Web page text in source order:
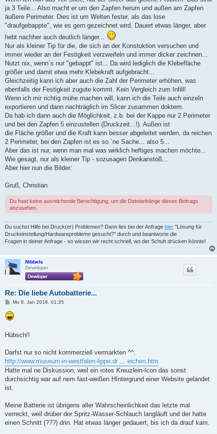
ja 3 Teile... Also macht er um den Zapfen herum und außen am Zapfen
äußere Perimeter. Dies ist um Welten fester, als das lose
"draufgebappte", wie es gern gezeichnet wird. Dauert etwas länger, aber
hebt nachher auch deutlich länger...
Nur als kleiner Tip für die, die sich an der Konstuktion versuchen und
immer wieder an der Festigkeit verzweifeln und immer dicker zeichnen...
Nutzt nix, wenn´s nur "gebappt" ist... Da wird lediglich die Klebefläche
größer und damit etwa mehr Klebekraft aufgebracht...
Gleichzeitig kann ich aber auch die Zahl der Perimeter erhöhen, was
ebenfalls der Festigkeit zugute kommt. Kein Vergleich zum Infill!
Wenn ich mir richtig mühe machen will, kann ich die Teile auch einzeln
exportieren und dann nachträglich im Slicer zusammen doktern.
Da hab ich dann auch die Möglichkeit, z.b. bei der Kappe nur 2 Perimeter
und bei den Zapfen 5 einzustellen (Druckzeit...!). Außen ist
die Fläche größer und die Kraft kann besser abgeleitet werden, da reichen
2 Perimeter, bei den Zapfen ist es so ´ne Sache... also 5...
Aber das ist nur, wenn man mal was wirklich heftiges machen möchte...
Wie gesagt, nur als kleiner Tip - sozusagen Denkanstoß...
Aber hier nun die Bilder:
Gruß, Christian
Du hast keine ausreichende Berechtigung, um die Dateianhänge dieses Beitrags
anzusehen.
Du suchst Hilfe bei Druck(er) Problemen? Dann lies bei der Anfrage hier "Lösung für
Druckeinstellung/Hardwareprobleme gesucht?" durch und beantworte die
Fragen in deiner Anfrage - so wissen wir recht schnell, wo der Schuh drücken könnte!
Nibbels
Developer
Re: Die liebe Autobatterie...
B
i
t
g
Mo 8. Jan 2018, 01:35
Hübsch!!
Darfst nur so nicht kommerziell vermarkten ^^.
http://www.museum-in-westfalen-lippe.dr ... eichen.htm
Hatte mal ne Diskussion, weil ein rotes Kreuzlein-Icon das sonst
durchsichtig war auf nem fast-weißen HIntergrund einer Website gelandet
ist.
Meine Batterie ist übrigens aller Wahrscheinlichkeit das letzte mal
verreckt, weil drüber der Spritz-Wasser-Schlauch langläuft und der hatte
einen Schnitt (???) drin. Hat etwas länger gedauert, bis ich da drauf kam.